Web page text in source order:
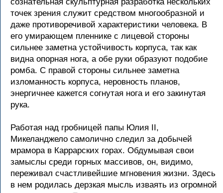
точек зрения служит средством многообразной и
даже противоречивой характеристики человека. В
его умирающем пленнике с лицевой стороны
сильнее заметна устойчивость корпуса, так как
видна опорная нога, а обе руки образуют подобие
ромба. С правой стороны сильнее заметна
изломанность корпуса, неровность планов,
энергичнее кажется согнутая нога и его закинутая
рука.
Работая над гробницей папы Юлия II,
Микеланджело самолично следил за добычей
мрамора в Каррарских горах. Обдумывая свои
замыслы среди горных массивов, он, видимо,
переживал счастливейшие мгновения жизни. Здесь
в нем родилась дерзкая мысль изваять из огромной